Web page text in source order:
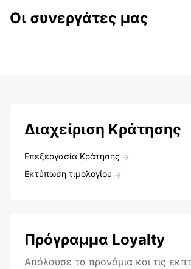
Οι συνεργάτες μας
Διαχείριση Κράτησης
Επεξεργασία Κράτησης
Εκτύπωση τιμολογίου
Πρόγραμμα Loyalty
Aπόλαυσε τα προνόμια και τις